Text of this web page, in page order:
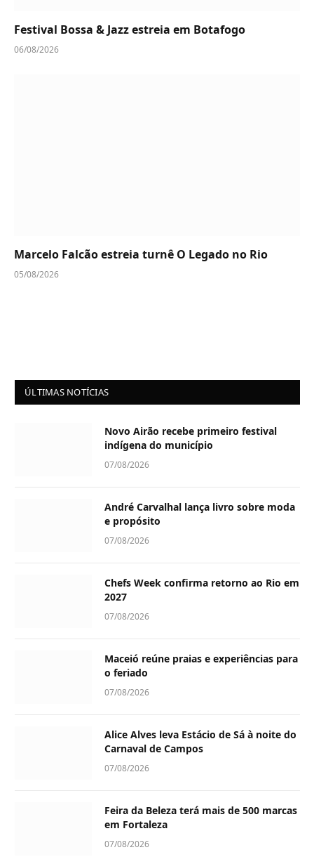
Festival Bossa & Jazz estreia em Botafogo
06/08/2026
Marcelo Falcão estreia turnê O Legado no Rio
05/08/2026
ÚLTIMAS NOTÍCIAS
Novo Airão recebe primeiro festival
indígena do município
07/08/2026
André Carvalhal lança livro sobre moda
e propósito
07/08/2026
Chefs Week confirma retorno ao Rio em
2027
07/08/2026
Maceió reúne praias e experiências para
o feriado
07/08/2026
Alice Alves leva Estácio de Sá à noite do
Carnaval de Campos
07/08/2026
Feira da Beleza terá mais de 500 marcas
em Fortaleza
07/08/2026